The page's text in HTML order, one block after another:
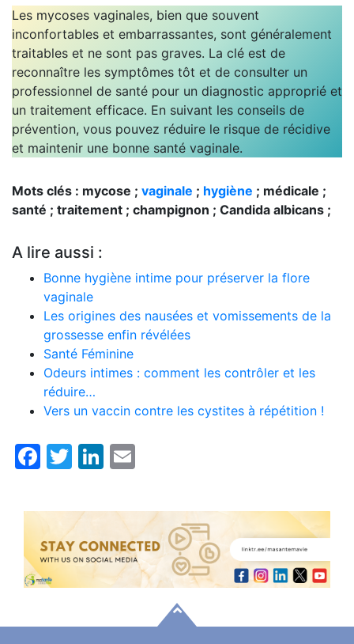
Les mycoses vaginales, bien que souvent
inconfortables et embarrassantes, sont généralement
traitables et ne sont pas graves. La clé est de
reconnaître les symptômes tôt et de consulter un
professionnel de santé pour un diagnostic approprié et
un traitement efficace. En suivant les conseils de
prévention, vous pouvez réduire le risque de récidive
et maintenir une bonne santé vaginale.
Mots clés : mycose ; vaginale ; hygiène ; médicale ;
santé ; traitement ; champignon ; Candida albicans ;
A lire aussi :
Bonne hygiène intime pour préserver la flore
vaginale
Les origines des nausées et vomissements de la
grossesse enfin révélées
Santé Féminine
Odeurs intimes : comment les contrôler et les
réduire…
Vers un vaccin contre les cystites à répétition !
Facebook
TwitterLinkedIn